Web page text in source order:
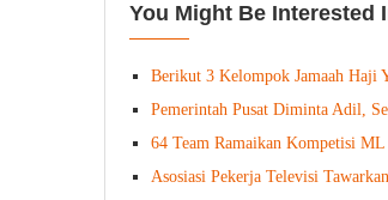
You Might Be Interested
Berikut 3 Kelompok Jamaah Haji
Pemerintah Pusat Diminta Adil,
64 Team Ramaikan Kompetisi ML
Asosiasi Pekerja Televisi